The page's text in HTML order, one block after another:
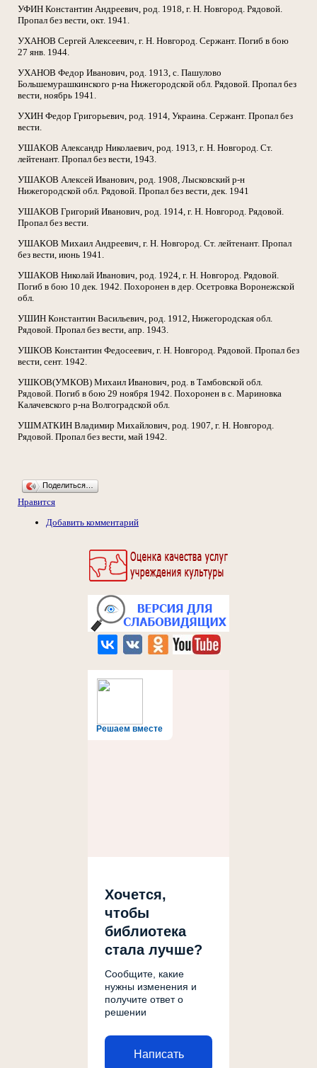
Решаем вместе
Хочется,
чтобы
библиотека
стала лучше?
Сообщите, какие
нужны изменения и
получите ответ о
решении
Написать
УФИН Константин Андреевич, род. 1918, г. Н. Новгород. Рядовой.
Пропал без вести, окт. 1941.
УХАНОВ Сергей Алексеевич, г. Н. Новгород. Сержант. Погиб в бою
27 янв. 1944.
УХАНОВ Федор Иванович, род. 1913, с. Пашулово
Большемурашкинского р-на Нижегородской обл. Рядовой. Пропал без
вести, ноябрь 1941.
УХИН Федор Григорьевич, род. 1914, Украина. Сержант. Пропал без
вести.
УШАКОВ Александр Николаевич, род. 1913, г. Н. Новгород. Ст.
лейтенант. Пропал без вести, 1943.
УШАКОВ Алексей Иванович, род. 1908, Лысковский р-н
Нижегородской обл. Рядовой. Пропал без вести, дек. 1941
УШАКОВ Григорий Иванович, род. 1914, г. Н. Новгород. Рядовой.
Пропал без вести.
УШАКОВ Михаил Андреевич, г. Н. Новгород. Ст. лейтенант. Пропал
без вести, июнь 1941.
УШАКОВ Николай Иванович, род. 1924, г. Н. Новгород. Рядовой.
Погиб в бою 10 дек. 1942. Похоронен в дер. Осетровка Воронежской
обл.
УШИН Константин Васильевич, род. 1912, Нижегородская обл.
Рядовой. Пропал без вести, апр. 1943.
УШКОВ Константин Федосеевич, г. Н. Новгород. Рядовой. Пропал без
вести, сент. 1942.
УШКОВ(УМКОВ) Михаил Иванович, род. в Тамбовской обл.
Рядовой. Погиб в бою 29 ноября 1942. Похоронен в с. Мариновка
Калачевского р-на Волгоградской обл.
УШМАТКИН Владимир Михайлович, род. 1907, г. Н. Новгород.
Рядовой. Пропал без вести, май 1942.
Поделиться…
Нравится
Добавить комментарий